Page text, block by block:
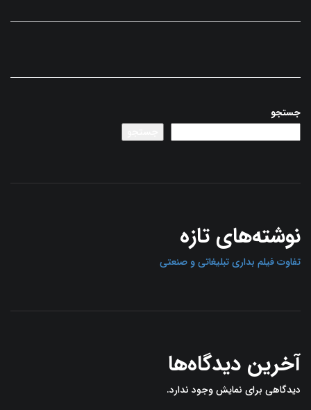
جستجو
نوشته‌های تازه
تفاوت فیلم بداری تبلیغاتی و صنعتی
آخرین دیدگاه‌ها
دیدگاهی برای نمایش وجود ندارد.